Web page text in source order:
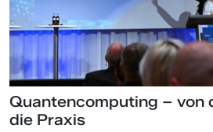
Quantencomputing – von
die Praxis